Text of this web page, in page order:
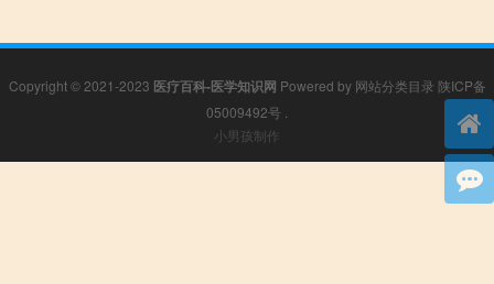
Copyright © 2021-2023 医疗百科-医学知识网 Powered by 网站分类目录 陕ICP备
05009492号
小男孩制作